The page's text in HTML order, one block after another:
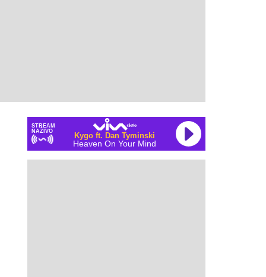
STREAM
NAŽIVO
Kygo ft. Dan Tyminski
Heaven On Your Mind